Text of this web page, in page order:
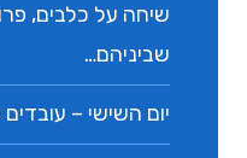
שיחה על כלבים,
שביניהם…
יום השישי –